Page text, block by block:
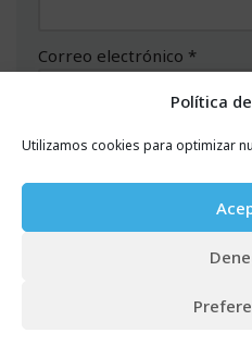
Política
Utilizamos cookies para optimizar
Correo electrónico *
Web
Comentario*